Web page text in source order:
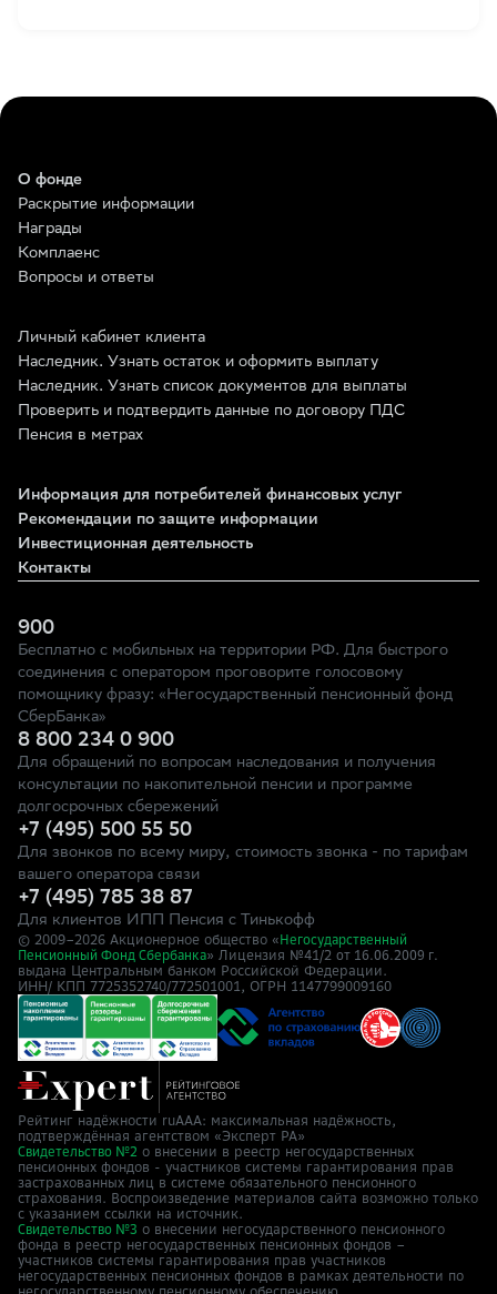
О фонде
Раскрытие информации
Награды
Комплаенс
Вопросы и ответы
Личный кабинет клиента
Наследник. Узнать остаток и оформить выплату
Наследник. Узнать список документов для выплаты
Проверить и подтвердить данные по договору ПДС
Пенсия в метрах
Информация для потребителей финансовых услуг
Рекомендации по защите информации
Инвестиционная деятельность
Контакты
900
Бесплатно с мобильных на территории РФ. Для быстрого
соединения с оператором проговорите голосовому
помощнику фразу: «Негосударственный пенсионный фонд
СберБанка»
8 800 234 0 900
Для обращений по вопросам наследования и получения
консультации по накопительной пенсии и программе
долгосрочных сбережений
+7 (495) 500 55 50
Для звонков по всему миру, стоимость звонка - по тарифам
вашего оператора связи
+7 (495) 785 38 87
Для клиентов ИПП Пенсия с Тинькофф
© 2009–2026 Акционерное общество « Негосударственный
Пенсионный Фонд Сбербанка» Лицензия №41/2 от 16.06.2009 г.
выдана Центральным банком Российской Федерации.
ИНН/ КПП 7725352740/772501001, ОГРН 1147799009160
Рейтинг надёжности ruAAA: максимальная надёжность,
подтверждённая агентством «Эксперт РА»
Свидетельство №2 о внесении в реестр негосударственных
пенсионных фондов - участников системы гарантирования прав
застрахованных лиц в системе обязательного пенсионного
страхования. Воспроизведение материалов сайта возможно только
с указанием ссылки на источник.
Свидетельство №3 о внесении негосударственного пенсионного
фонда в реестр негосударственных пенсионных фондов –
участников системы гарантирования прав участников
негосударственных пенсионных фондов в рамках деятельности по